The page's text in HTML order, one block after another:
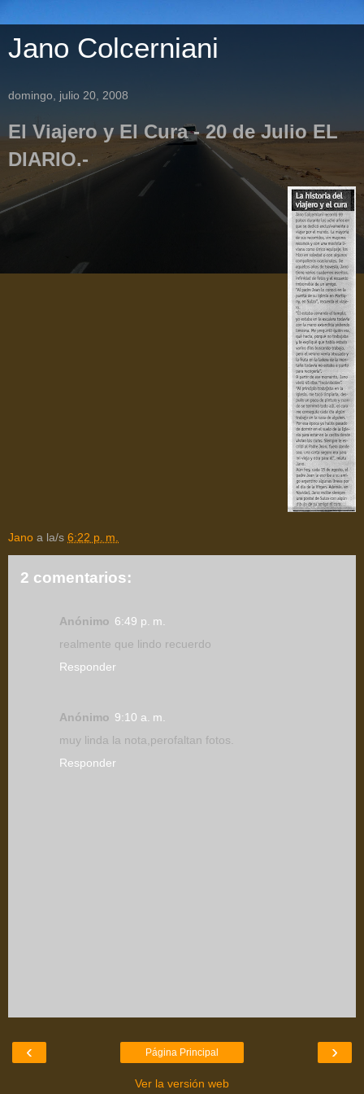
Jano Colcerniani
domingo, julio 20, 2008
El Viajero y El Cura - 20 de Julio EL
DIARIO.-
Jano a la/s 6:22 p. m.
2 comentarios:
Anónimo 6:49 p. m.
realmente que lindo recuerdo
Responder
Anónimo 9:10 a. m.
muy linda la nota,perofaltan fotos.
Responder
‹ ›
Página Principal
Ver la versión web